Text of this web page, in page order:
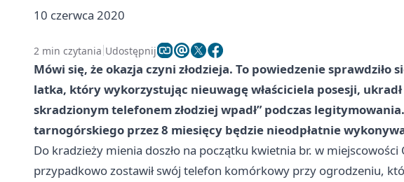
10 czerwca 2020
2 min czytania Udostępnij
Mówi się, że okazja czyni złodzieja. To powiedzenie sprawdziło
latka, który wykorzystując nieuwagę właściciela posesji,
skradzionym telefonem złodziej wpadł” podczas
tarnogórskiego przez 8 miesięcy będzie nieodpłatnie
Do kradzieży mienia doszło na początku kwietnia br. w miejscowości
przypadkowo zostawił swój telefon komórkowy przy ogrodzeniu,